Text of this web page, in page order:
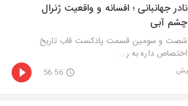
نادر جهانبانی ؛ افسانه و واقعیت ژنرال
چشم آبی
شصت و سومین قسمت پادکست قاب تاریخ
اختصاص داره به ر...
56:56